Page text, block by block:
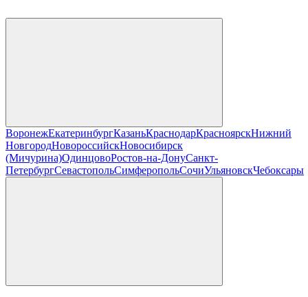
ВоронежЕкатеринбургКазаньКраснодарКрасноярскНижний
НовгородНовороссийскНовосибирск
(Мичурина)ОдинцовоРостов-на-ДонуСанкт-
ПетербургСевастопольСимферопольСочиУльяновскЧебоксары